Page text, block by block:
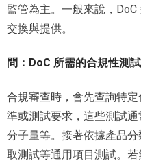
監管為主。一般來說，
交換與提供。
問：DoC 所需的合規性測
合規審查時，會先查詢特
準或測試要求，這些測試通
分子量等。接著依據產品
取測試等通用項目測試。